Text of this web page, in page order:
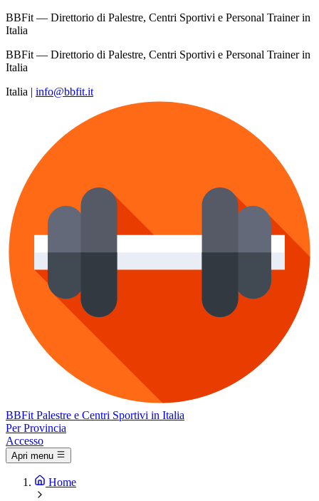
BBFit — Direttorio di Palestre, Centri Sportivi e Personal Trainer in
Italia
BBFit — Direttorio di Palestre, Centri Sportivi e Personal Trainer in
Italia
Italia | info@bbfit.it
BBFit Palestre e Centri Sportivi in Italia
Per Provincia
Accesso
Apri menu
Home